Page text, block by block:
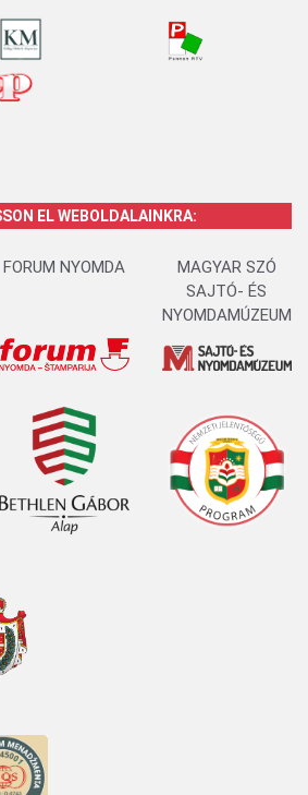
EL WEBOLDALAINKRA:
FORUM NYOMDA
MAGYAR SZÓ
SAJTÓ- ÉS
NYOMDAMÚZEUM